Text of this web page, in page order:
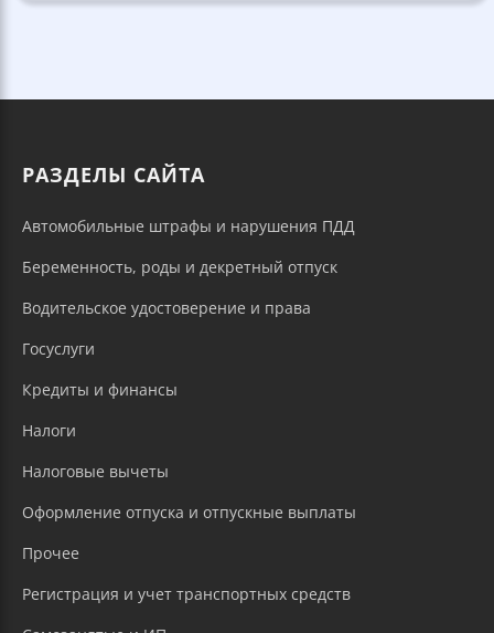
РАЗДЕЛЫ САЙТА
Автомобильные штрафы и нарушения ПДД
Беременность, роды и декретный отпуск
Водительское удостоверение и права
Госуслуги
Кредиты и финансы
Налоги
Налоговые вычеты
Оформление отпуска и отпускные выплаты
Прочее
Регистрация и учет транспортных средств